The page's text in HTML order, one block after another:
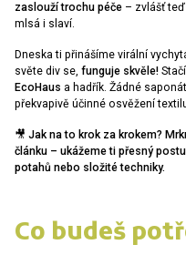
zaslouží trochu péče – zvlášť
mlsá i slaví.
Dneska ti přinášíme virální
světe div se, funguje skvěle!
EcoHaus a hadřík. Žádné
překvapivě účinné osvěžení
🎥 Jak na to krok za krokem?
článku – ukážeme ti přesný
potahů nebo složité techniky.
Co budeš